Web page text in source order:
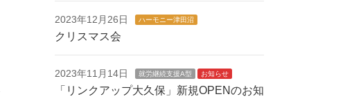
2023年12月26日 ハーモニー津田沼
クリスマス会
2023年11月14日 就労継続支援A型 お知らせ
「リンクアップ大久保」新規OPENのお知